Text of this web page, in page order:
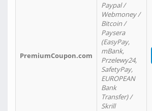
PremiumCoupon.com
Paypal /
Webmoney /
Bitcoin /
Paysera
(EasyPay,
mBank,
Przelewy24,
SafetyPay,
EUROPEAN
Bank
Transfer) /
Skrill